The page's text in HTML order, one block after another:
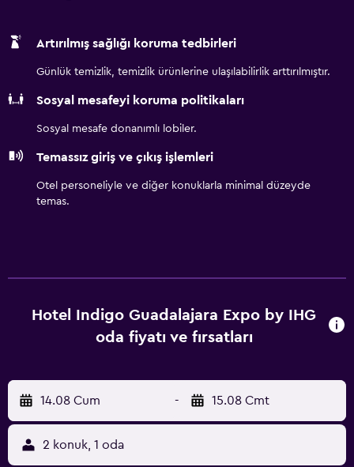
Artırılmış sağlığı koruma tedbirleri
Günlük temizlik, temizlik ürünlerine ulaşılabilirlik arttırılmıştır.
Sosyal mesafeyi koruma politikaları
Sosyal mesafe donanımlı lobiler.
Temassız giriş ve çıkış işlemleri
Otel personeliyle ve diğer konuklarla minimal düzeyde
temas.
Hotel Indigo Guadalajara Expo by IHG
oda fiyatı ve fırsatları
14.08 Cum - 15.08 Cmt
2 konuk, 1 oda